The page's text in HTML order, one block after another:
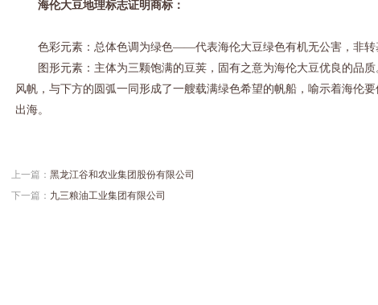
海伦大豆地理标志证明商标：
色彩元素：总体色调为绿色——代表海伦大豆绿色有机无公害，非转
图形元素：主体为三颗饱满的豆荚，固有之意为海伦大豆优良的品质
风帆，与下方的圆弧一同形成了一艘载满绿色希望的帆船，喻示着海伦
出海。
上一篇： 黑龙江谷和农业集团股份有限公司
下一篇： 九三粮油工业集团有限公司